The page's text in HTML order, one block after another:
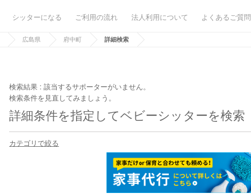
シッターになる ご利用の流れ 法人利用について よくあるご質問
広島県 府中町 詳細検索
検索結果 :該当するサポーターがいません。
検索条件を見直してみましょう。
詳細条件を指定してベビーシッターを検索
カテゴリで絞る